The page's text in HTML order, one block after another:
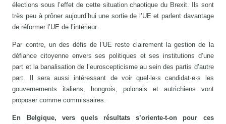
élections sous l’effet de cette situation chaotique du Brexit. Ils sont
très peu à prôner aujourd’hui une sortie de l’UE et parlent davantage
de réformer l’UE de l’intérieur.
Par contre, un des défis de l’UE reste clairement la gestion de la
défiance citoyenne envers ses politiques et ses institutions d’une
part et la banalisation de l’euroscepticisme au sein des partis d’autre
part. Il sera aussi intéressant de voir quel·le·s candidat·e·s les
gouvernements italiens, hongrois, polonais et autrichiens vont
proposer comme commissaires.
En Belgique, vers quels résultats s’oriente‑t‑on pour ces